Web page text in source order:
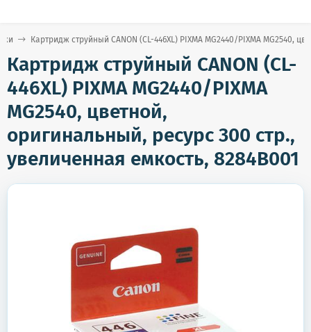
Картридж струйный CANON (CL-446XL) PIXMA MG2440/PIXMA MG2540,
Картридж струйный CANON (CL-
446XL) PIXMA MG2440/PIXMA
MG2540, цветной,
оригинальный, ресурс 300 стр.,
увеличенная емкость, 8284B001